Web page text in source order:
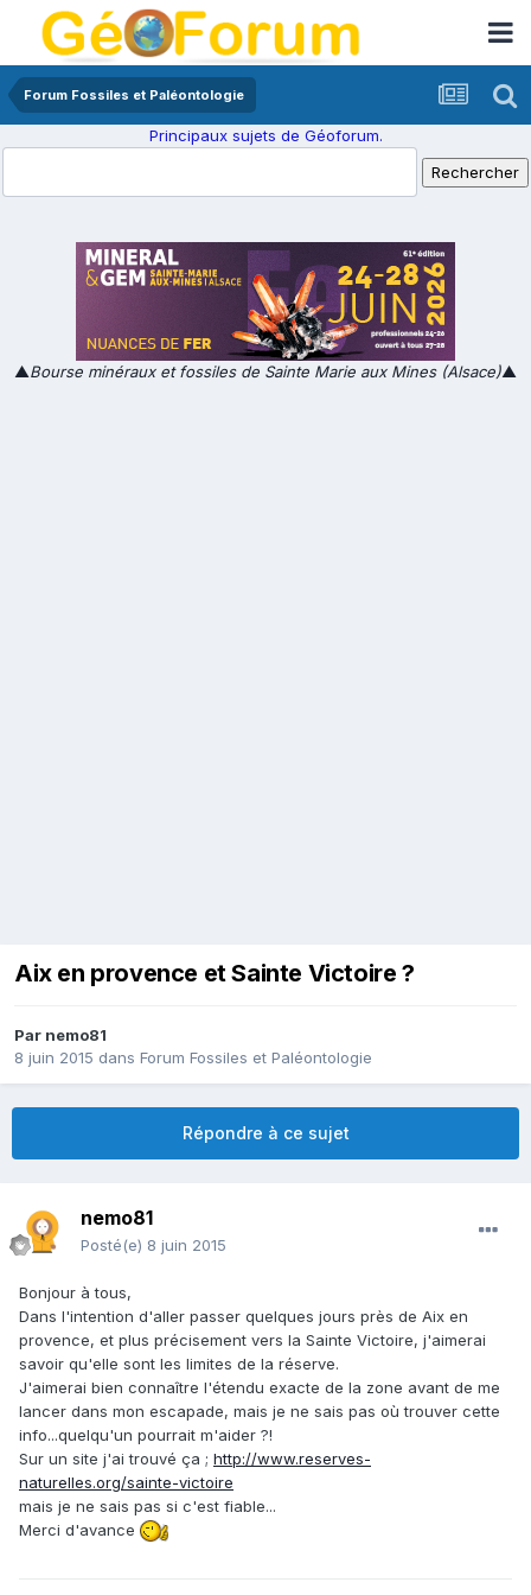
Forum Fossiles et Paléontologie
Principaux sujets de Géoforum.
▲Bourse minéraux et fossiles de Sainte Marie aux Mines (Alsace)▲
Aix en provence et Sainte Victoire ?
Par nemo81
8 juin 2015 dans Forum Fossiles et Paléontologie
Répondre à ce sujet
nemo81
Posté(e) 8 juin 2015
Bonjour à tous,
Dans l'intention d'aller passer quelques jours près de Aix en
provence, et plus précisement vers la Sainte Victoire, j'aimerai
savoir qu'elle sont les limites de la réserve.
J'aimerai bien connaître l'étendu exacte de la zone avant de me
lancer dans mon escapade, mais je ne sais pas où trouver cette
info...quelqu'un pourrait m'aider ?!
Sur un site j'ai trouvé ça ; http://www.reserves-
naturelles.org/sainte-victoire
mais je ne sais pas si c'est fiable...
Merci d'avance